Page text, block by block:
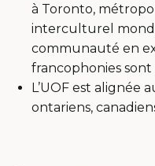
à Toronto,
interculturel
communauté en
francophonies
L’UOF est alignée
ontariens,